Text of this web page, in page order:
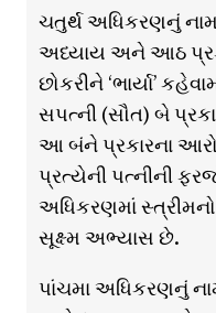
ચતુર્થ અધિકરણનું નામ
અધ્યાય અને આઠ
છોકરીને ‘ભાર્યા’
સપત્ની (સૌત) બે
આ બંને પ્રકારના
પ્રત્યેની પત્નીની
અધિકરણમાં
સૂક્ષ્મ અભ્યાસ છે.
પાંચમા અધિકરણનું